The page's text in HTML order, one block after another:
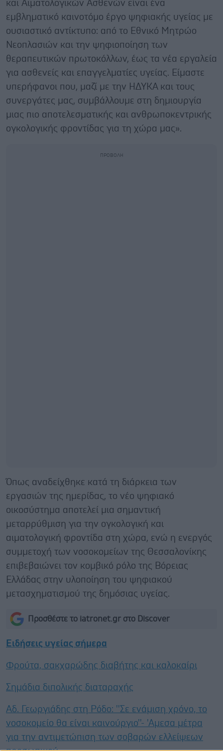
και Αιματολογικών Ασθενών είναι ένα
εμβληματικό καινοτόμο έργο ψηφιακής υγείας με
ουσιαστικό αντίκτυπο: από το Εθνικό Μητρώο
Νεοπλασιών και την ψηφιοποίηση των
θεραπευτικών πρωτοκόλλων, έως τα νέα εργαλεία
για ασθενείς και επαγγελματίες υγείας. Είμαστε
υπερήφανοι που, μαζί με την ΗΔΥΚΑ και τους
συνεργάτες μας, συμβάλλουμε στη δημιουργία
μιας πιο αποτελεσματικής και ανθρωποκεντρικής
ογκολογικής φροντίδας για τη χώρα μας».
Όπως αναδείχθηκε κατά τη διάρκεια των
εργασιών της ημερίδας, το νέο ψηφιακό
οικοσύστημα αποτελεί μια σημαντική
μεταρρύθμιση για την ογκολογική και
αιματολογική φροντίδα στη χώρα, ενώ η ενεργός
συμμετοχή των νοσοκομείων της Θεσσαλονίκης
επιβεβαιώνει τον κομβικό ρόλο της Βόρειας
Ελλάδας στην υλοποίηση του ψηφιακού
μετασχηματισμού της δημόσιας υγείας.
Προσθέστε το iatronet.gr στο Discover
Ειδήσεις υγείας σήμερα
Φρούτα, σακχαρώδης διαβήτης και καλοκαίρι
Σημάδια διπολικής διαταραχής
Αδ. Γεωργιάδης στη Ρόδο: ''Σε ενάμιση χρόνο, το
νοσοκομείο θα είναι καινούργιο''- 'Αμεσα μέτρα
για την αντιμετώπιση των σοβαρών ελλείψεων